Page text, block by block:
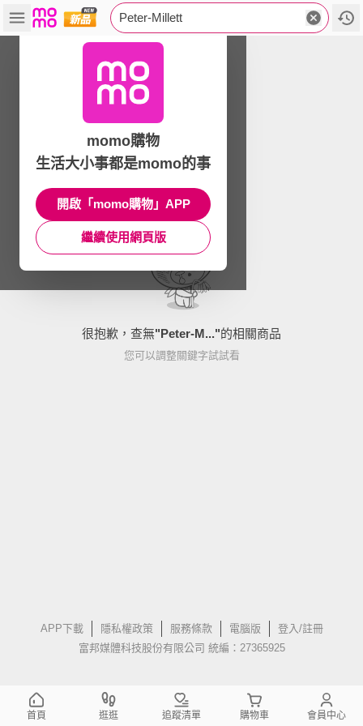
Peter-Millett
很抱歉，查無"Peter-M..."的相關商品
您可以調整關鍵字試試看
APP下載 隱私權政策 服務條款 電腦版
登入/註冊
富邦媒體科技股份有限公司 統編：27365925
momo購物
生活大小事都是momo的事
開啟「momo購物」APP
繼續使用網頁版
首頁 逛逛 追蹤清單 購物車 會員中心